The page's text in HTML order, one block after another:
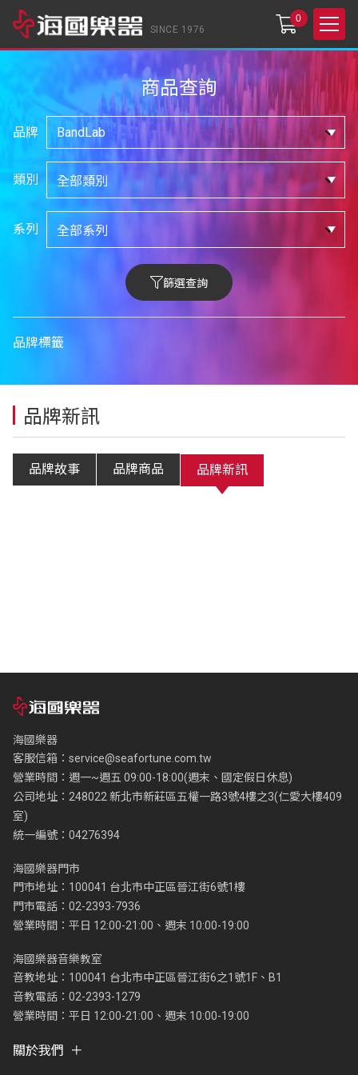
SINCE 1976
0
商品查詢
品牌
類別
系列
篩選查詢
品牌標籤
品牌新訊
品牌故事 品牌商品 品牌新訊
海國樂器
客服信箱： service@seafortune.com.tw
營業時間：週一~週五 09:00-18:00(週末、國定假日休息)
公司地址：248022 新北市新莊區五權一路3號4樓之3(仁愛大樓409
室)
統一編號：04276394
海國樂器門市
門市地址：100041 台北市中正區晉江街6號1樓
門市電話：02-2393-7936
營業時間：平日 12:00-21:00、週末 10:00-19:00
海國樂器音樂教室
音教地址：100041 台北市中正區晉江街6之1號1F、B1
音教電話：02-2393-1279
營業時間：平日 12:00-21:00、週末 10:00-19:00
關於我們